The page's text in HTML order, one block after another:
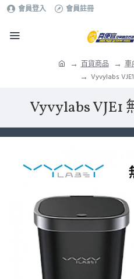
會員登入 會員註冊
百貨商品 車
Vyvylabs
Vyvylabs VJE1